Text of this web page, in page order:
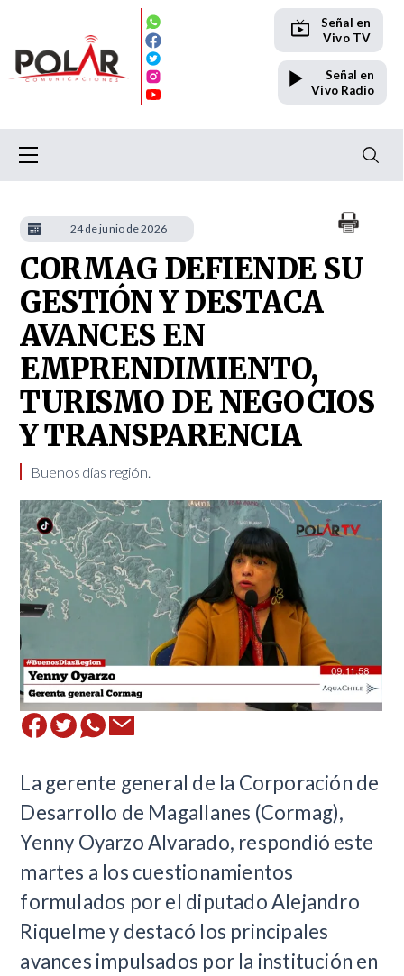
Señal en
Vivo TV
Señal en
Vivo Radio
CORMAG DEFIENDE SU
GESTIÓN Y DESTACA
AVANCES EN
EMPRENDIMIENTO,
TURISMO DE NEGOCIOS
Y TRANSPARENCIA
Buenos días región.
La gerente general de la Corporación de
Desarrollo de Magallanes (Cormag),
Yenny Oyarzo Alvarado, respondió este
martes a los cuestionamientos
formulados por el diputado Alejandro
Riquelme y destacó los principales
avances impulsados por la institución en
24 de junio de 2026